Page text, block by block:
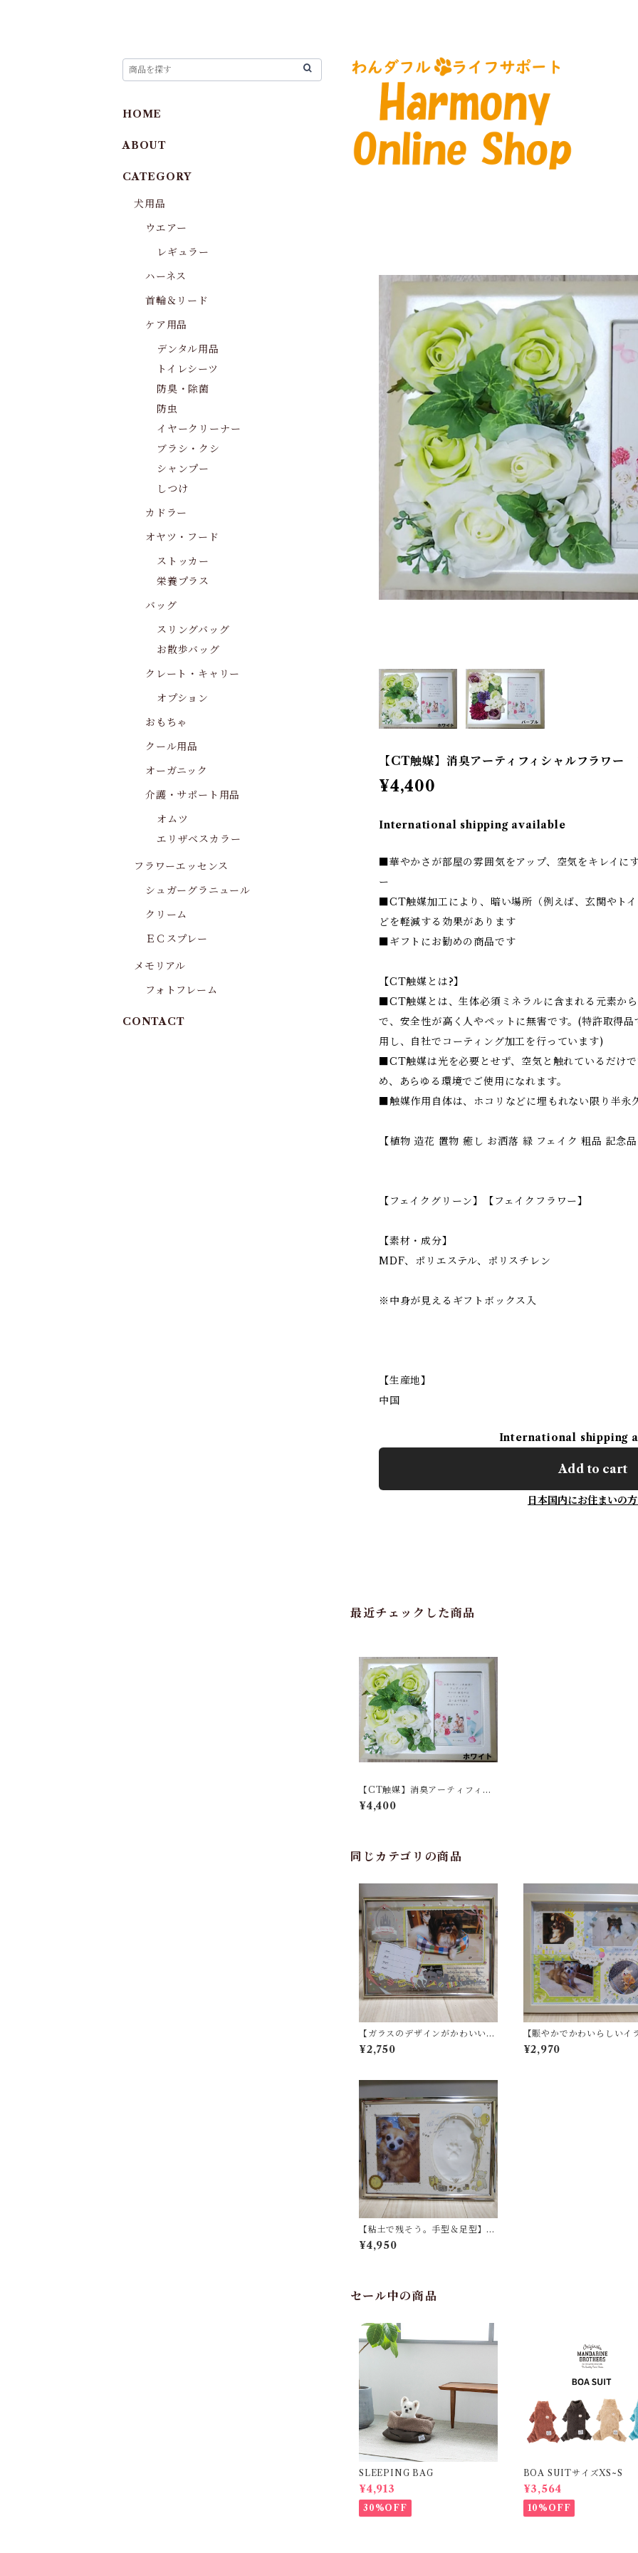
【CT触媒】消臭アーティフィシャルフラワー
¥4,400
International shipping available
■華やかさが部屋の雰囲気をアップ、空気をキレイに
ー
■CT触媒加工により、暗い場所（例えば、玄関やト
どを軽減する効果があります
■ギフトにお勧めの商品です
【CT触媒とは?】
■CT触媒とは、生体必須ミネラルに含まれる元素か
で、安全性が高く人やペットに無害です。(特許取得
用し、自社でコーティング加工を行っています)
■CT触媒は光を必要とせず、空気と触れているだけ
め、あらゆる環境でご使用になれます。
■触媒作用自体は、ホコリなどに埋もれない限り半永
【植物 造花 置物 癒し お洒落 緑 フェイク 粗品 記念品
【フェイクグリーン】【フェイクフラワー】
【素材・成分】
MDF、ポリエステル、ポリスチレン
※中身が見えるギフトボックス入
【生産地】
中国
International shipping
Add to cart
日本国内にお住まいの
最近チェックした商品
【CT触媒】消臭アーティフィシ
ャルフラワー フォトフレーム
¥4,400
同じカテゴリの商品
【ガラスのデザインがかわいい】
ベビーガラスフレーム（ブルー・
ピンク）！！〜
¥2,750
【賑やかでかわいらしいイ
が人気です】【AMICA】ベ
フレーム（ブルー・ピンク
¥2,970
【粘土で残そう。手型＆足型】〜
¥4,950
セール中の商品
SLEEPING BAG
¥4,913
30%OFF
BOA SUITサイズXS~S
¥3,564
10%OFF
HOME
ABOUT
CATEGORY
犬用品
ウエアー
レギュラー
ハーネス
首輪＆リード
ケア用品
デンタル用品
トイレシーツ
防臭・除菌
防虫
イヤークリーナー
ブラシ・クシ
シャンプー
しつけ
カドラー
オヤツ・フード
ストッカー
栄養プラス
バッグ
スリングバッグ
お散歩バッグ
クレート・キャリー
オプション
おもちゃ
クール用品
オーガニック
介護・サポート用品
オムツ
エリザベスカラー
フラワーエッセンス
シュガーグラニュール
クリーム
ＥＣスプレー
メモリアル
フォトフレーム
CONTACT